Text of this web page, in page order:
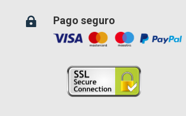
 Pago seguro